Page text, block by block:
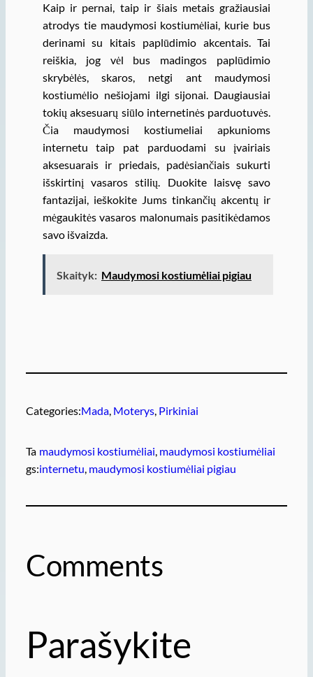
Kaip ir pernai, taip ir šiais metais gražiausiai
atrodys tie maudymosi kostiumėliai, kurie bus
derinami su kitais paplūdimio akcentais. Tai
reiškia, jog vėl bus madingos paplūdimio
skrybėlės, skaros, netgi ant maudymosi
kostiumėlio nešiojami ilgi sijonai. Daugiausiai
tokių aksesuarų siūlo internetinės parduotuvės.
Čia maudymosi kostiumeliai apkunioms
internetu taip pat parduodami su įvairiais
aksesuarais ir priedais, padėsiančiais sukurti
išskirtinį vasaros stilių. Duokite laisvę savo
fantazijai, ieškokite Jums tinkančių akcentų ir
mėgaukitės vasaros malonumais pasitikėdamos
savo išvaizda.
Skaityk: Maudymosi kostiumėliai pigiau
Categories:Mada, Moterys, Pirkiniai
Ta
gs:
maudymosi kostiumėliai maudymosi kostiumėliai
internetu maudymosi kostiumėliai pigiau
Comments
Parašykite